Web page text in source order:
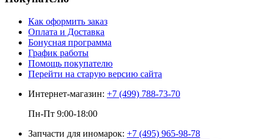
Как оформить заказ
Оплата и Доставка
Бонусная программа
График работы
Помощь покупателю
Перейти на старую версию сайта
Интернет-магазин: +7 (499) 788-73-70
Пн-Пт 9:00-18:00
Запчасти для иномарок: +7 (495) 965-98-78